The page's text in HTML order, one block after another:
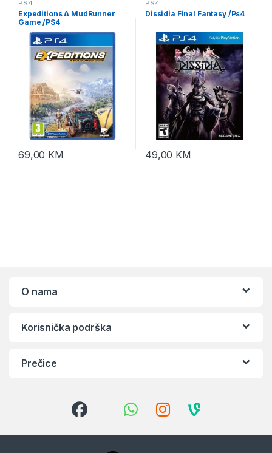
PS4
Expeditions A MudRunner
Game /PS4
69,00 KM
PS4
Dissidia Final Fantasy /Ps4
49,00 KM
O nama
Korisnička podrška
Prečice